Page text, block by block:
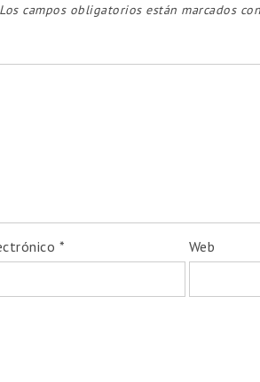
Los campos obligatorios están marcados
* Web